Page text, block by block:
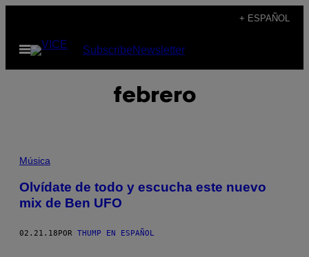
contenido
+ ESPAÑOL
Abrir
Menú
SubscribeNewsletter
febrero
Música
Olvídate de todo y escucha este nuevo
mix de Ben UFO
02.21.18 POR THUMP EN ESPAÑOL